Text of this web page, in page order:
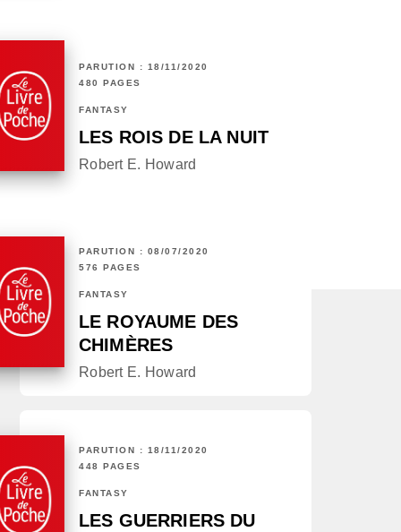
PARUTION : 18/11/2020
480 PAGES
FANTASY
LES ROIS DE LA NUIT
Robert E. Howard
PARUTION : 08/07/2020
576 PAGES
FANTASY
LE ROYAUME DES
CHIMÈRES
Robert E. Howard
PARUTION : 18/11/2020
448 PAGES
FANTASY
LES GUERRIERS DU